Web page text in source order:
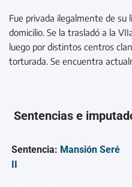
Fue privada ilegalmente de su
domicilio. Se la trasladó a la
luego por distintos centros
torturada. Se encuentra
Sentencias e
Sentencia: Mansión Seré
II